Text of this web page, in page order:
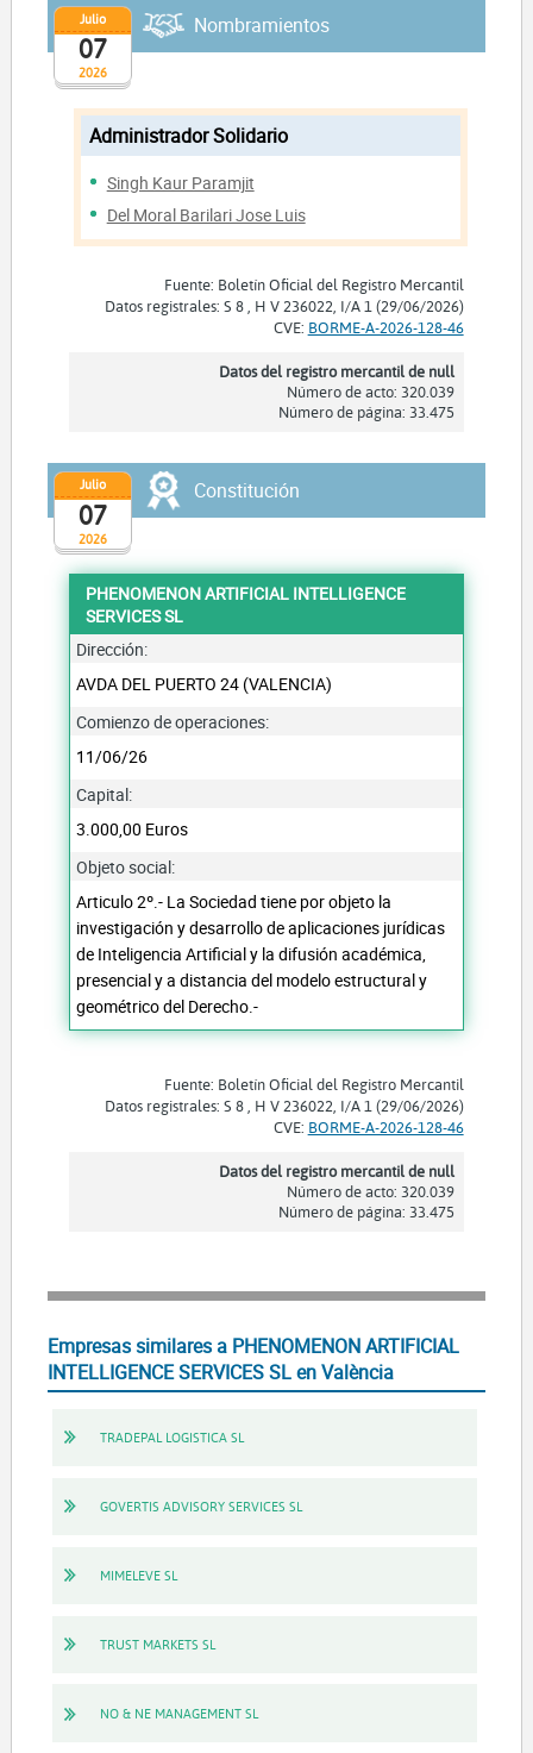
2026
Julio
07
Nombramientos
Administrador Solidario
Singh Kaur Paramjit
Del Moral Barilari Jose Luis
Fuente: Boletín Oficial del Registro Mercantil
Datos registrales: S 8 , H V 236022, I/A 1 (29/06/2026)
CVE: BORME-A-2026-128-46
Datos del registro mercantil de null
Número de acto: 320.039
Número de página: 33.475
2026
Julio
07
Constitución
PHENOMENON ARTIFICIAL INTELLIGENCE
SERVICES SL
Dirección:
AVDA DEL PUERTO 24 (VALENCIA)
Comienzo de operaciones:
11/06/26
Capital:
3.000,00 Euros
Objeto social:
Articulo 2º.- La Sociedad tiene por objeto la
investigación y desarrollo de aplicaciones jurídicas
de Inteligencia Artificial y la difusión académica,
presencial y a distancia del modelo estructural y
geométrico del Derecho.-
Fuente: Boletín Oficial del Registro Mercantil
Datos registrales: S 8 , H V 236022, I/A 1 (29/06/2026)
CVE: BORME-A-2026-128-46
Datos del registro mercantil de null
Número de acto: 320.039
Número de página: 33.475
Empresas similares a PHENOMENON ARTIFICIAL
INTELLIGENCE SERVICES SL en València
TRADEPAL LOGISTICA SL
GOVERTIS ADVISORY SERVICES SL
MIMELEVE SL
TRUST MARKETS SL
NO & NE MANAGEMENT SL